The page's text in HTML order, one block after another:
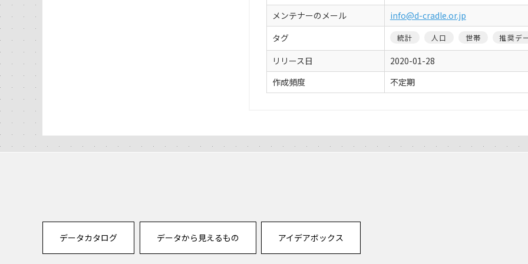
メンテナーのメール
info@d-cradle.or.jp
タグ
統計 人口 世帯 推奨デ
リリース日
2020-01-28
作成頻度
不定期
データカタログ データから見えるもの アイデアボックス